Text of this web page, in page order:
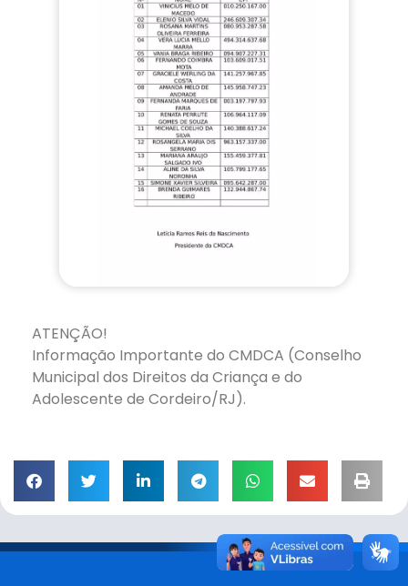
ATENÇÃO!
Informação Importante do CMDCA (Conselho
Municipal dos Direitos da Criança e do
Adolescente de Cordeiro/RJ).